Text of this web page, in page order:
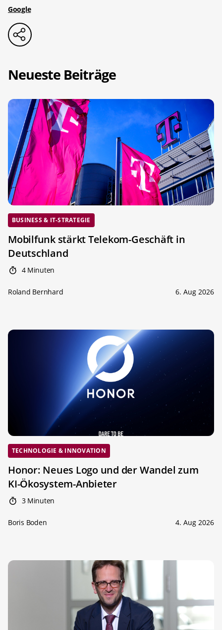
Google
Neueste Beiträge
BUSINESS & IT-STRATEGIE
Mobilfunk stärkt Telekom-Geschäft in
Deutschland
4 Minuten
Roland Bernhard 6. Aug 2026
TECHNOLOGIE & INNOVATION
Honor: Neues Logo und der Wandel zum
KI-Ökosystem-Anbieter
3 Minuten
Boris Boden 4. Aug 2026